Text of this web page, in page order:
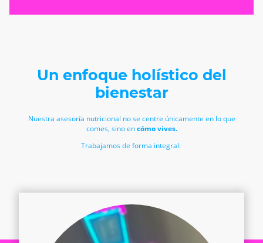
Un enfoque holístico del
bienestar
Nuestra asesoría nutricional no se centre únicamente en lo que
comes, sino encómo vives.
Trabajamos de forma integral: